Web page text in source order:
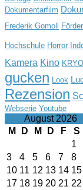
Dokumentarfilm
Frederik Gomoll
Hochschule Horror
Kamera Kino KRYO
gucken
Look
Rezension
Webserie Youtube
August 2026
M
D M D F S
1
3
4 5 6 7 8
10 11 12 13 14 15
17 18 19 20 21 22